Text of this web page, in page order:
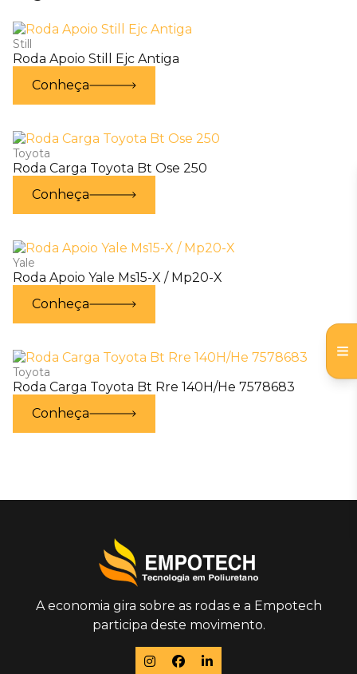
Still
Roda Apoio Still Ejc Antiga
Conheça
Toyota
Roda Carga Toyota Bt Ose 250
Conheça
Yale
Roda Apoio Yale Ms15-X / Mp20-X
Conheça
Toyota
Roda Carga Toyota Bt Rre 140H/He 7578683
Conheça
A economia gira sobre as rodas e a Empotech
participa deste movimento.